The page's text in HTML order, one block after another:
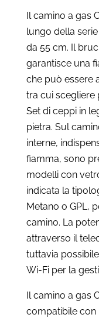
Il camino a gas
lungo della
da 55 cm. Il
garantisce una
che può essere
tra cui scegliere
Set di ceppi in
pietra. Sul
interne,
fiamma, sono
modelli con
indicata la
Metano o GPL,
camino. La
attraverso il
tuttavia
Wi-Fi per la
Il camino a gas
compatibile con